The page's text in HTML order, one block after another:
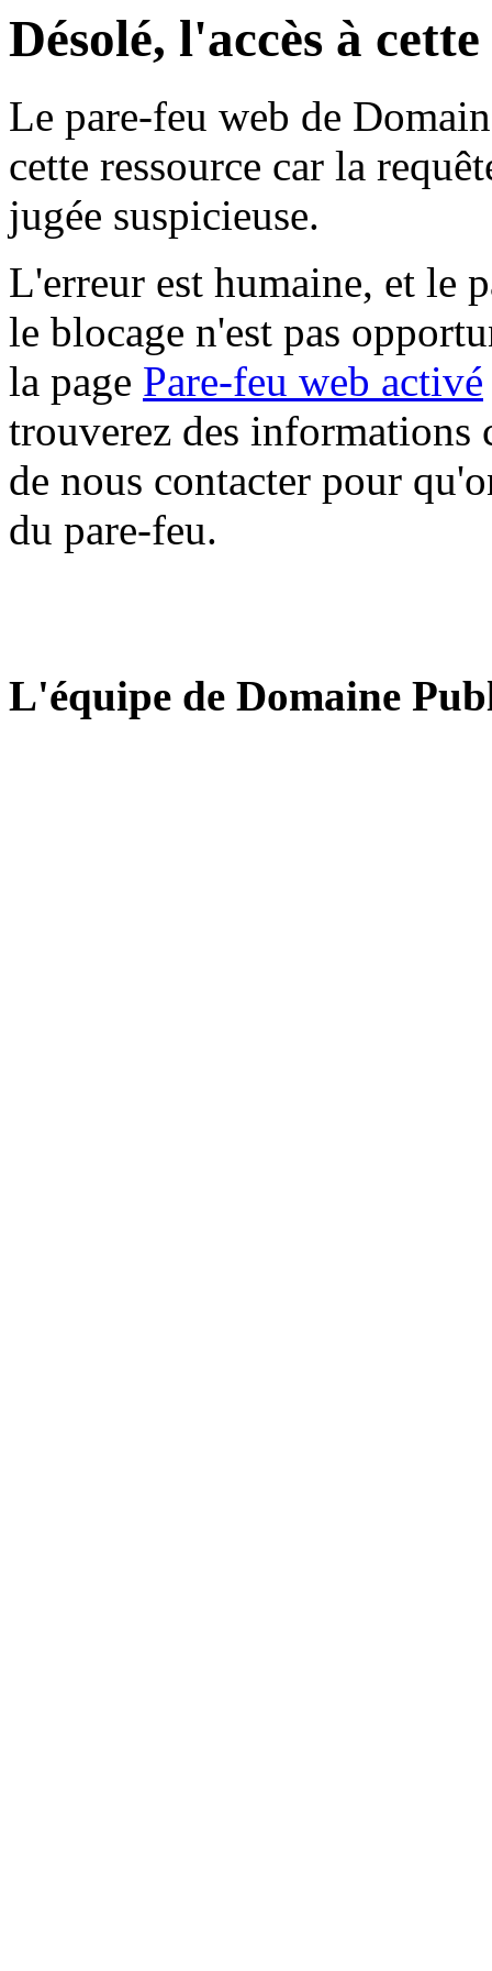
Désolé, l'accès à
Le pare-feu web de
cette ressource car la
jugée suspicieuse.
L'erreur est humaine, et le
le blocage n'est pas
la page Pare-feu web activé
trouverez des informations
de nous contacter pour
du pare-feu.
L'équipe de Domaine